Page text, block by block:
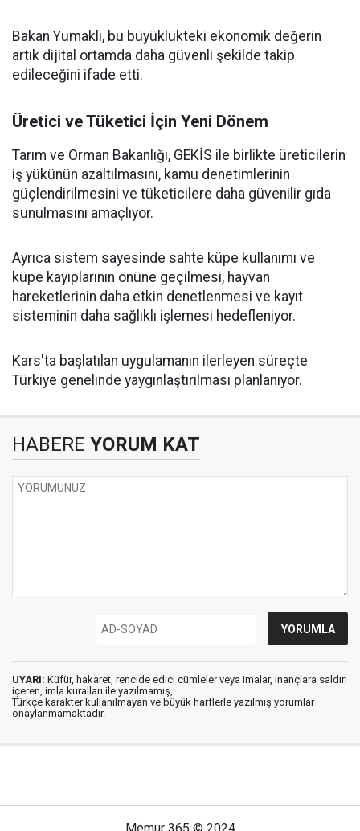
Bakan Yumaklı, bu büyüklükteki ekonomik değerin
artık dijital ortamda daha güvenli şekilde takip
edileceğini ifade etti.
Üretici ve Tüketici İçin Yeni Dönem
Tarım ve Orman Bakanlığı, GEKİS ile birlikte üreticilerin
iş yükünün azaltılmasını, kamu denetimlerinin
güçlendirilmesini ve tüketicilere daha güvenilir gıda
sunulmasını amaçlıyor.
Ayrıca sistem sayesinde sahte küpe kullanımı ve
küpe kayıplarının önüne geçilmesi, hayvan
hareketlerinin daha etkin denetlenmesi ve kayıt
sisteminin daha sağlıklı işlemesi hedefleniyor.
Kars'ta başlatılan uygulamanın ilerleyen süreçte
Türkiye genelinde yaygınlaştırılması planlanıyor.
HABERE YORUM KAT
UYARI: Küfür, hakaret, rencide edici cümleler veya imalar, inançlara saldırı
içeren, imla kuralları ile yazılmamış,
Türkçe karakter kullanılmayan ve büyük harflerle yazılmış yorumlar
onaylanmamaktadır.